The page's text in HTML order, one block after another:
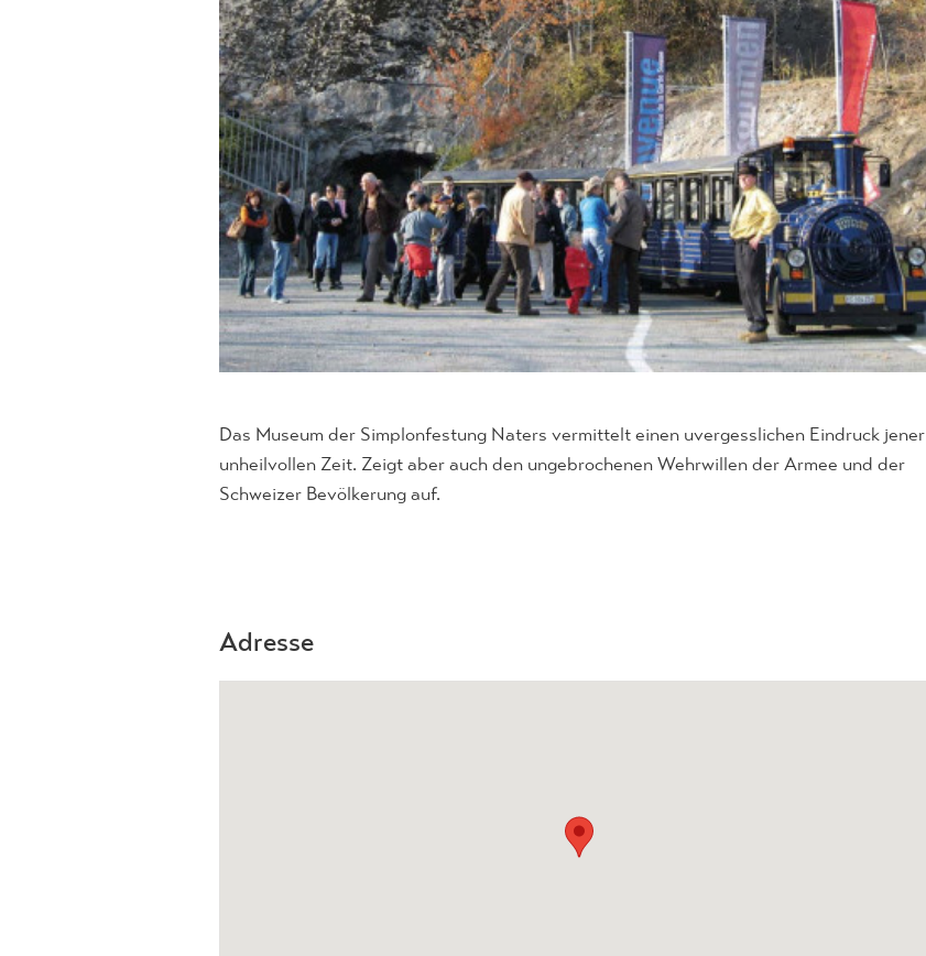
Das Museum der Simplonfestung Naters vermittelt einen uvergesslichen Eindruck jener
unheilvollen Zeit. Zeigt aber auch den ungebrochenen Wehrwillen der Armee und der
Schweizer Bevölkerung auf.
Adresse